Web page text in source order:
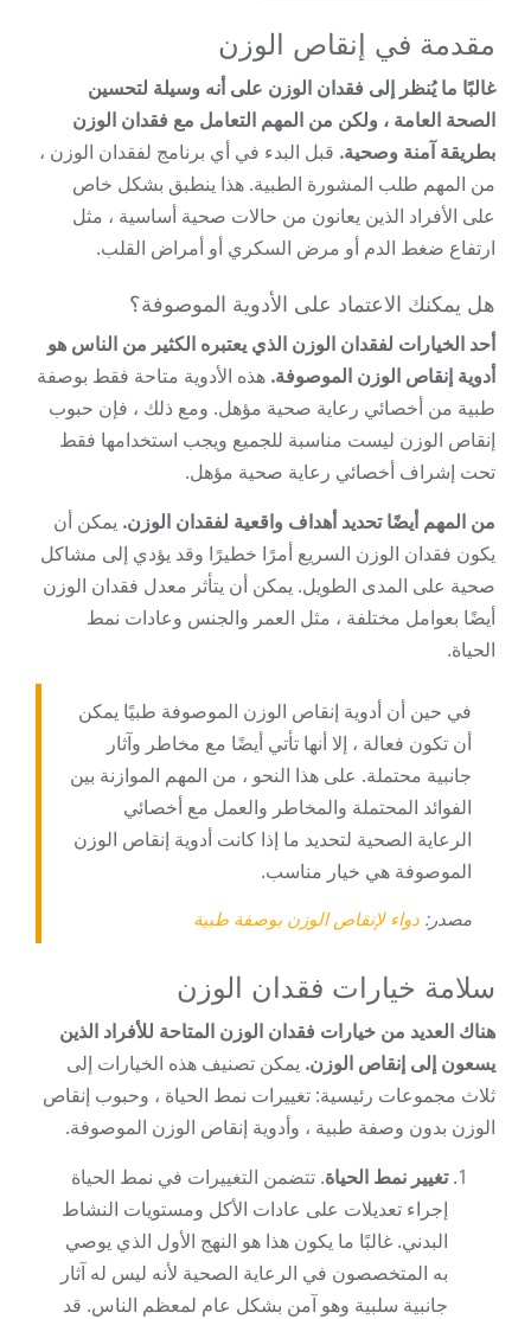
مقدمة في إنقاص الوزن
غالبًا ما يُنظر إلى فقدان الوزن على أنه وسيلة لتحسين
الصحة العامة ، ولكن من المهم التعامل مع فقدان الوزن
بطريقة آمنة وصحية. قبل البدء في أي برنامج لفقدان الوزن ،
من المهم طلب المشورة الطبية. هذا ينطبق بشكل خاص
على الأفراد الذين يعانون من حالات صحية أساسية ، مثل
ارتفاع ضغط الدم أو مرض السكري أو أمراض القلب.
هل يمكنك الاعتماد على الأدوية الموصوفة؟
أحد الخيارات لفقدان الوزن الذي يعتبره الكثير من الناس هو
أدوية إنقاص الوزن الموصوفة. هذه الأدوية متاحة فقط بوصفة
طبية من أخصائي رعاية صحية مؤهل. ومع ذلك ، فإن حبوب
إنقاص الوزن ليست مناسبة للجميع ويجب استخدامها فقط
تحت إشراف أخصائي رعاية صحية مؤهل.
من المهم أيضًا تحديد أهداف واقعية لفقدان الوزن. يمكن أن
يكون فقدان الوزن السريع أمرًا خطيرًا وقد يؤدي إلى مشاكل
صحية على المدى الطويل. يمكن أن يتأثر معدل فقدان الوزن
أيضًا بعوامل مختلفة ، مثل العمر والجنس وعادات نمط
الحياة.
في حين أن أدوية إنقاص الوزن الموصوفة طبيًا يمكن
أن تكون فعالة ، إلا أنها تأتي أيضًا مع مخاطر وآثار
جانبية محتملة. على هذا النحو ، من المهم الموازنة بين
الفوائد المحتملة والمخاطر والعمل مع أخصائي
الرعاية الصحية لتحديد ما إذا كانت أدوية إنقاص الوزن
الموصوفة هي خيار مناسب.
مصدر: دواء لإنقاص الوزن بوصفة طبية
سلامة خيارات فقدان الوزن
هناك العديد من خيارات فقدان الوزن المتاحة للأفراد الذين
يسعون إلى إنقاص الوزن. يمكن تصنيف هذه الخيارات إلى
ثلاث مجموعات رئيسية: تغييرات نمط الحياة ، وحبوب إنقاص
الوزن بدون وصفة طبية ، وأدوية إنقاص الوزن الموصوفة.
تغيير نمط الحياة. تتضمن التغييرات في نمط الحياة
إجراء تعديلات على عادات الأكل ومستويات النشاط
البدني. غالبًا ما يكون هذا هو النهج الأول الذي يوصي
به المتخصصون في الرعاية الصحية لأنه ليس له آثار
جانبية سلبية وهو آمن بشكل عام لمعظم الناس. قد